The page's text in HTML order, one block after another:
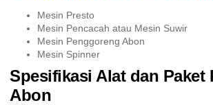
Mesin Presto
Mesin Pencacah atau Mesin Suwir
Mesin Penggoreng Abon
Mesin Spinner
Spesifikasi Alat dan Paket
Abon